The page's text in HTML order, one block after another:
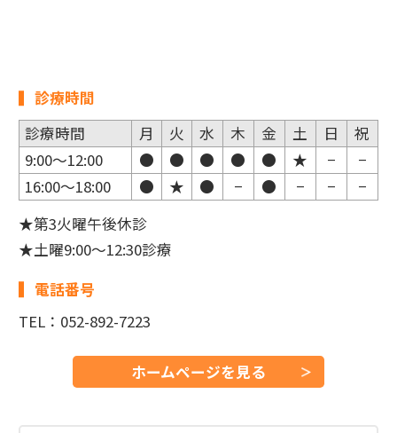
診療時間
診療時間
月 火 水 木 金 土 日
祝
9:00〜12:00
● ● ● ● ● ★ −
−
16:00〜18:00
● ★ ● − ● − −
−
★第3火曜午後休診
★土曜9:00〜12:30診療
電話番号
TEL：052-892-7223
ホームページを見る